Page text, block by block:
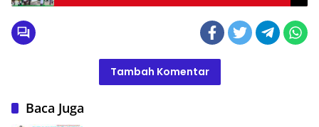
Jaya Kan Negeri
Tambah Komentar
Baca Juga